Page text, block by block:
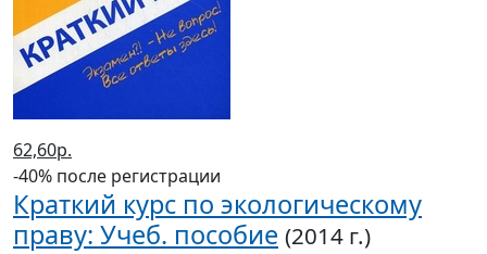
62,60р.
-40% после регистрации
Краткий курс по экологическому
праву: Учеб. пособие (2014 г.)